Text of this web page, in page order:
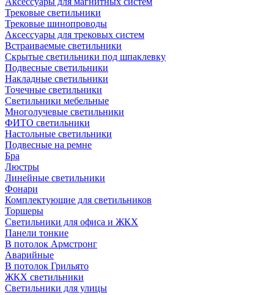
Трековые светильники
Трековые шинопроводы
Аксессуары для трековых систем
Встраиваемые светильники
Скрытые светильники под шпаклевку
Подвесные светильники
Накладные светильники
Точечные светильники
Светильники мебельные
Многолучевые светильники
ФИТО светильники
Настольные светильники
Подвесные на ремне
Бра
Люстры
Линейные светильники
Фонари
Комплектующие для светильников
Торшеры
Светильники для офиса и ЖКХ
Панели тонкие
В потолок Армстронг
Аварийные
В потолок Грильято
ЖКХ светильники
Светильники для улицы